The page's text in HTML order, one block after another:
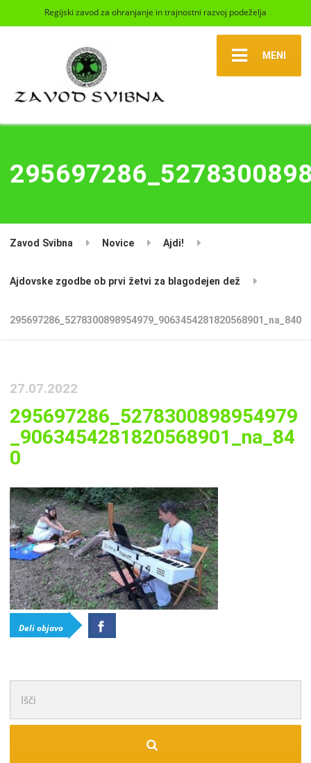
Regijski zavod za ohranjanje in trajnostni razvoj podeželja
MENI
Zavod Svibna Novice Ajdi!
Ajdovske zgodbe ob prvi žetvi za blagodejen dež
295697286_5278300898954979_9063454281820568901_na_840
27.07.2022
295697286_5278300898954979
_9063454281820568901_na_84
0
Deli objavo